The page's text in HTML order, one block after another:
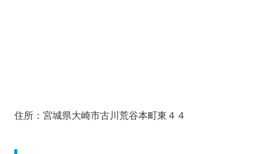
住所：宮城県大崎市古川荒谷本町東４４